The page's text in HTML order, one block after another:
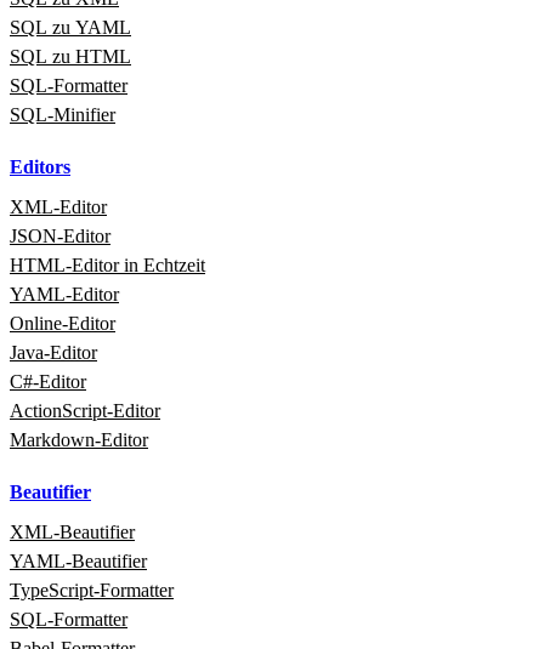
SQL zu YAML
SQL zu HTML
SQL‑Formatter
SQL‑Minifier
Editors
XML‑Editor
JSON‑Editor
HTML‑Editor in Echtzeit
YAML‑Editor
Online‑Editor
Java‑Editor
C#‑Editor
ActionScript‑Editor
Markdown‑Editor
Beautifier
XML‑Beautifier
YAML‑Beautifier
TypeScript‑Formatter
SQL‑Formatter